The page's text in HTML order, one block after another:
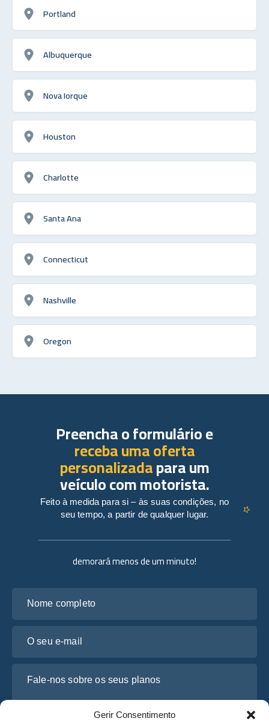
Gerir Consentimento
Portland
Albuquerque
Nova Iorque
Houston
Charlotte
Santa Ana
Connecticut
Nashville
Oregon
demorará menos de um minuto!
Preencha o formulário e
receba uma oferta
personalizadapara um
veículo com motorista.
Feito à medida para si – às suas condições, no
seu tempo, a partir de qualquer lugar.